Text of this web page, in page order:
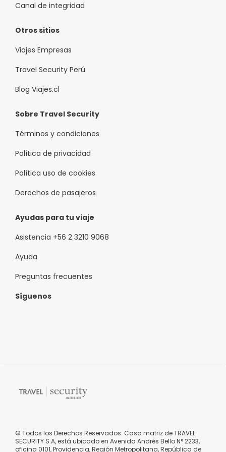
Canal de integridad
Otros sitios
Viajes Empresas
Travel Security Perú
Blog Viajes.cl
Sobre Travel Security
Términos y condiciones
Política de privacidad
Política uso de cookies
Derechos de pasajeros
Ayudas para tu viaje
Asistencia +56 2 3210 9068
Ayuda
Preguntas frecuentes
Síguenos
© Todos los Derechos Reservados. Casa matriz de TRAVEL
SECURITY S.A, está ubicado en Avenida Andrés Bello N° 2233,
oficina 0101, Providencia, Región Metropolitana, República de